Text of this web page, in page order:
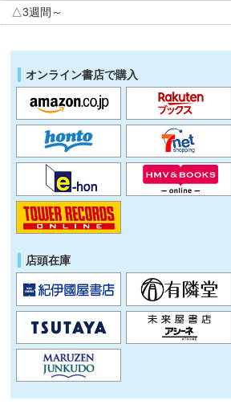
△3週間～
オンライン書店で購入
店頭在庫